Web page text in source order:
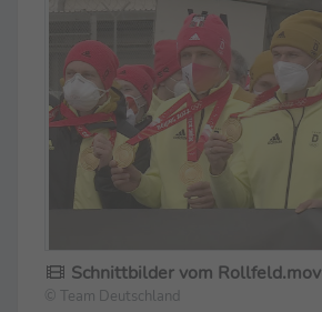
Schnittbilder vom Rollfeld.mov
© Team Deutschland